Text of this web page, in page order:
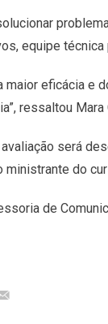
equipe
maior eficácia e
ressaltou
será
do
de